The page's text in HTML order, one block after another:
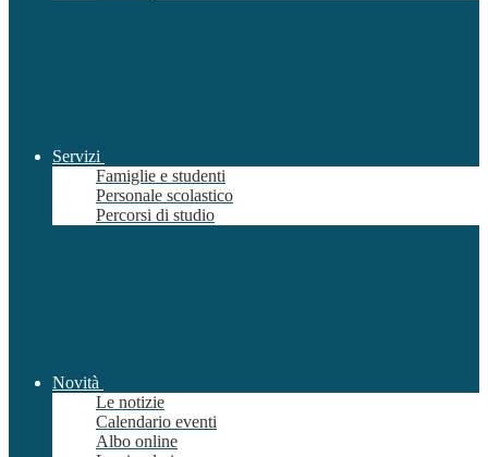
Servizi
Famiglie e studenti
Personale scolastico
Percorsi di studio
Novità
Le notizie
Calendario eventi
Albo online